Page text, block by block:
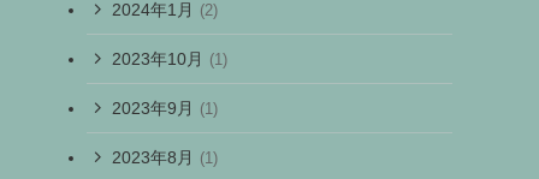
2024年1月 (2)
2023年10月 (1)
2023年9月 (1)
2023年8月 (1)